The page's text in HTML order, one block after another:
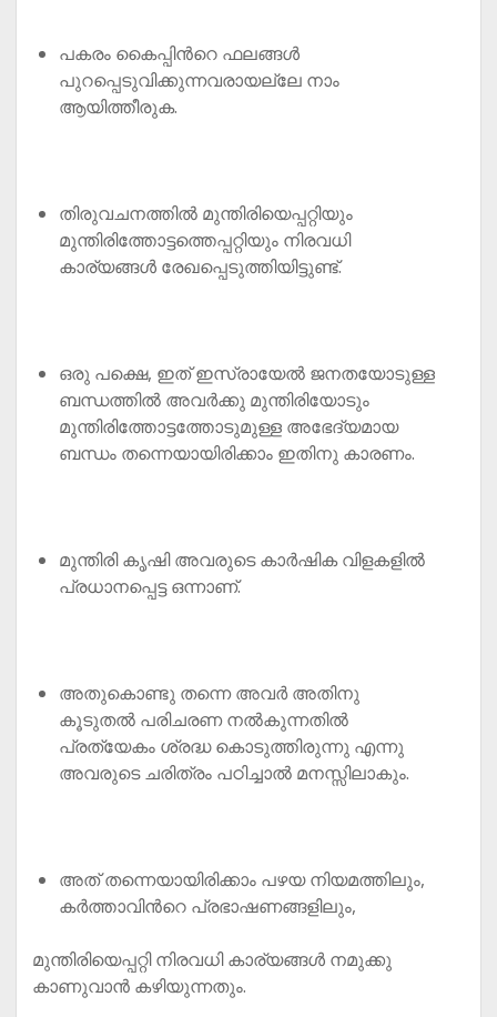
പകരം കൈപ്പിൻറെ ഫലങ്ങൾ
പുറപ്പെടുവിക്കുന്നവരായല്ലേ നാം
ആയിത്തീരുക.
തിരുവചനത്തിൽ മുന്തിരിയെപ്പറ്റിയും
മുന്തിരിത്തോട്ടത്തെപ്പറ്റിയും നിരവധി
കാര്യങ്ങൾ രേഖപ്പെടുത്തിയിട്ടുണ്ട്.
ഒരു പക്ഷെ, ഇത് ഇസ്രായേൽ ജനതയോടുള്ള
ബന്ധത്തിൽ അവർക്കു മുന്തിരിയോടും
മുന്തിരിത്തോട്ടത്തോടുമുള്ള അഭേദ്യമായ
ബന്ധം തന്നെയായിരിക്കാം ഇതിനു കാരണം.
മുന്തിരി കൃഷി അവരുടെ കാർഷിക വിളകളിൽ
പ്രധാനപ്പെട്ട ഒന്നാണ്.
അതുകൊണ്ടു തന്നെ അവർ അതിനു
കൂടുതൽ പരിചരണ നൽകുന്നതിൽ
പ്രത്യേകം ശ്രദ്ധ കൊടുത്തിരുന്നു എന്നു
അവരുടെ ചരിത്രം പഠിച്ചാൽ മനസ്സിലാകും.
അത് തന്നെയായിരിക്കാം പഴയ നിയമത്തിലും,
കർത്താവിൻറെ പ്രഭാഷണങ്ങളിലും,
മുന്തിരിയെപ്പറ്റി നിരവധി കാര്യങ്ങൾ നമുക്കു
കാണുവാൻ കഴിയുന്നതും.